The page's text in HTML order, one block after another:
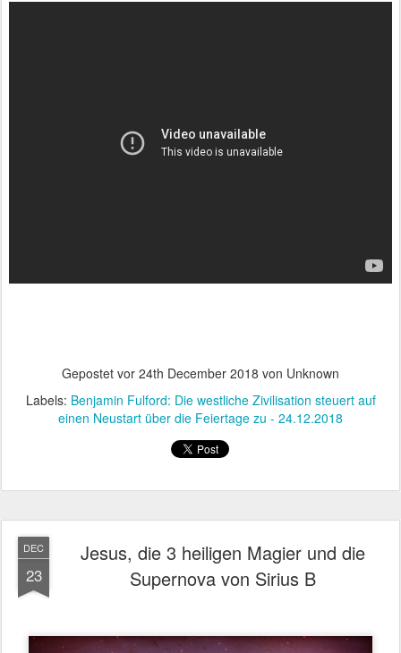
Gepostet vor 24th December 2018 von Unknown
Labels: Benjamin Fulford: Die westliche Zivilisation steuert auf
einen Neustart über die Feiertage zu - 24.12.2018
DEC
23
Jesus, die 3 heiligen Magier und die
Supernova von Sirius B